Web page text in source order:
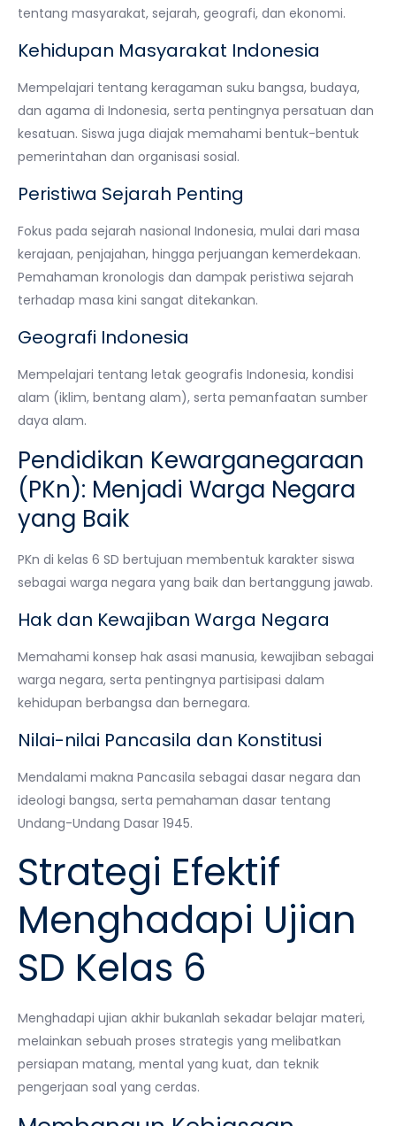
tentang masyarakat, sejarah, geografi, dan ekonomi.
Kehidupan Masyarakat Indonesia
Mempelajari tentang keragaman suku bangsa, budaya,
dan agama di Indonesia, serta pentingnya persatuan dan
kesatuan. Siswa juga diajak memahami bentuk-bentuk
pemerintahan dan organisasi sosial.
Peristiwa Sejarah Penting
Fokus pada sejarah nasional Indonesia, mulai dari masa
kerajaan, penjajahan, hingga perjuangan kemerdekaan.
Pemahaman kronologis dan dampak peristiwa sejarah
terhadap masa kini sangat ditekankan.
Geografi Indonesia
Mempelajari tentang letak geografis Indonesia, kondisi
alam (iklim, bentang alam), serta pemanfaatan sumber
daya alam.
Pendidikan Kewarganegaraan
(PKn): Menjadi Warga Negara
yang Baik
PKn di kelas 6 SD bertujuan membentuk karakter siswa
sebagai warga negara yang baik dan bertanggung jawab.
Hak dan Kewajiban Warga Negara
Memahami konsep hak asasi manusia, kewajiban sebagai
warga negara, serta pentingnya partisipasi dalam
kehidupan berbangsa dan bernegara.
Nilai-nilai Pancasila dan Konstitusi
Mendalami makna Pancasila sebagai dasar negara dan
ideologi bangsa, serta pemahaman dasar tentang
Undang-Undang Dasar 1945.
Strategi Efektif
Menghadapi Ujian
SD Kelas 6
Menghadapi ujian akhir bukanlah sekadar belajar materi,
melainkan sebuah proses strategis yang melibatkan
persiapan matang, mental yang kuat, dan teknik
pengerjaan soal yang cerdas.